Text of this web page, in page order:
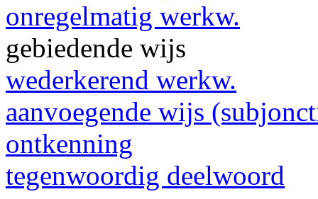
onregelmatig werkw.
gebiedende wijs
wederkerend werkw.
aanvoegende wijs
ontkenning
tegenwoordig deelwoord